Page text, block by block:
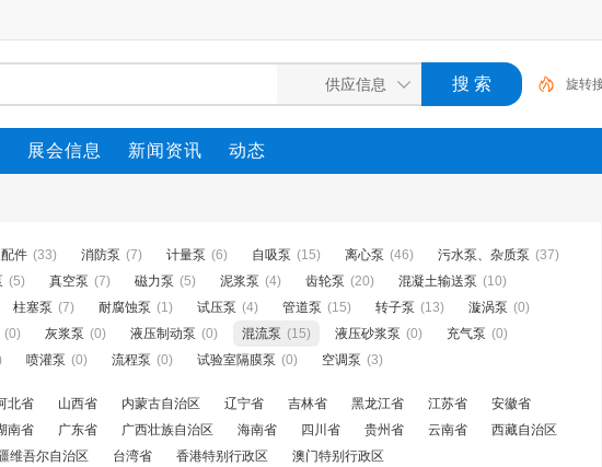
阀门
防护网
展会信息 新闻资讯 动态
件 (33) 消防泵 (7) 计量泵 (6) 自吸泵 (15) 离心泵 (46) 污水泵、杂质泵 (37)
(5) 真空泵 (7) 磁力泵 (5) 泥浆泵 (4) 齿轮泵 (20) 混凝土输送泵 (10)
柱塞泵 (7) 耐腐蚀泵 (1) 试压泵 (4) 管道泵 (15) 转子泵 (13) 漩涡泵 (0)
(0) 灰浆泵 (0) 液压制动泵 (0) 混流泵 (15) 液压砂浆泵 (0) 充气泵 (0)
喷灌泵 (0) 流程泵 (0) 试验室隔膜泵 (0) 空调泵 (3)
北省 山西省 内蒙古自治区 辽宁省 吉林省 黑龙江省 江苏省
安徽省
南省 广东省 广西壮族自治区 海南省 四川省 贵州省 云南省
西藏自治区
维吾尔自治区 台湾省 香港特别行政区 澳门特别行政区